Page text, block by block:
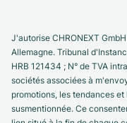
J'autorise CHRONEXT
Allemagne. Tribunal
HRB 121434 ; N° de TVA
sociétés associées à
promotions, les tendances
susmentionnée. Ce